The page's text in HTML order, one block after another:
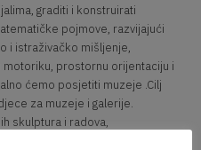
graditi i konstruirati
pojmove, razvijajući
i istraživačko mišljenje,
prostornu orijentaciju i
ćemo posjetiti muzeje .Cilj
za muzeje i galerije.
skulptura i radova,